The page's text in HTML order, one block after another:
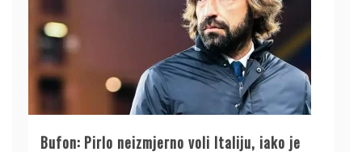
Bufon: Pirlo neizmjerno voli Italiju, iako je